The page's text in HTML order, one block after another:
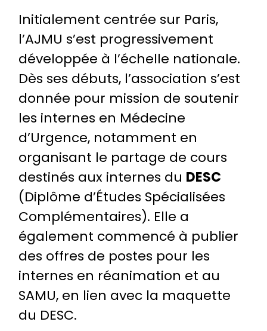
Initialement centrée sur Paris,
l’AJMU s’est progressivement
développée à l’échelle nationale.
Dès ses débuts, l’association s’est
donnée pour mission de soutenir
les internes en Médecine
d’Urgence, notamment en
organisant le partage de cours
destinés aux internes du DESC
(Diplôme d’Études Spécialisées
Complémentaires). Elle a
également commencé à publier
des offres de postes pour les
internes en réanimation et au
SAMU, en lien avec la maquette
du DESC.